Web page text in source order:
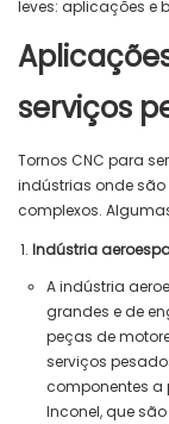
serviços
Tornos CNC para
indústrias onde
complexos.
Indústria
A indústria
grandes e de
peças de
serviços
componentes a
Inconel, que